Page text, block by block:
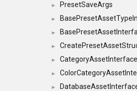
► PresetSaveArgs
►
►
►
► CategoryAssetInterface
►
►